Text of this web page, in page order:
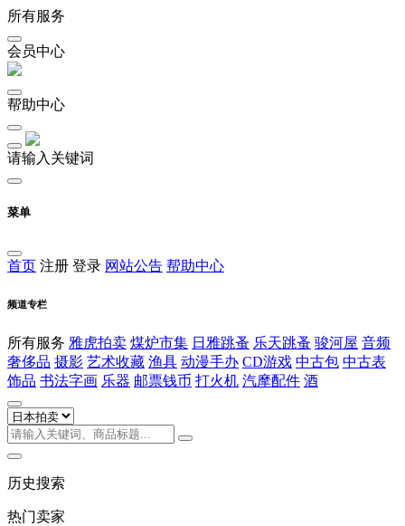
所有服务
会员中心
帮助中心
请输入关键词
菜单
首页 注册 登录 网站公告 帮助中心
频道专栏
所有服务 雅虎拍卖 煤炉市集 日雅跳蚤 乐天跳蚤 骏河屋 音频
奢侈品 摄影 艺术收藏 渔具 动漫手办 CD游戏 中古包 中古表
饰品 书法字画 乐器 邮票钱币 打火机 汽摩配件 酒
历史搜索
热门卖家